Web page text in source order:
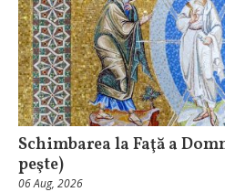
Schimbarea la Faţă a
peşte)
06 Aug, 2026